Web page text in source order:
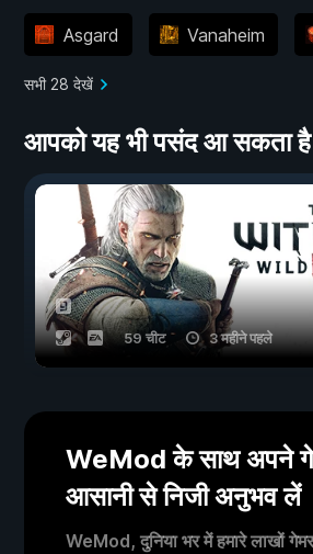
Asgard Vanaheim
सभी 28 देखें
आपको यह भी पसंद आ सकता है
59 चीट 3 महीने पहले
WeMod के साथ अपने
आसानी से निजी अनुभव लें
WeMod, दुनिया भर में हमारे लाखों